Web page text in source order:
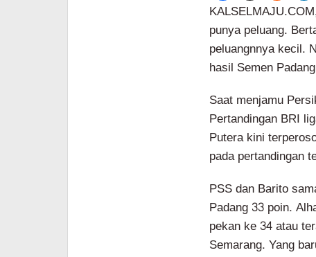
punya peluang.
peluangnnya kecil.
hasil Semen
Saat menjamu
Pertandingan BRI
Putera kini
pada pertandingan
PSS dan Barito
Padang 33 poin.
pekan ke 34 atau
Semarang. Yang